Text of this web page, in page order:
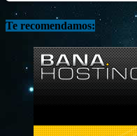
Te recomendamos: